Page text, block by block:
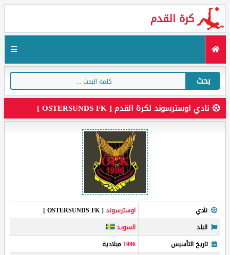
كرة القدم
بحث
نادي اوسترسوند لكرة القدم [ OSTERSUNDS FK ]
نادي اوسترسوند[ OSTERSUNDS FK ]
البلد
السويد
تاريخ التأسيس
1996 ميلادية